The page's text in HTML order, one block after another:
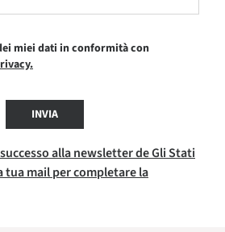
miei dati in conformità con
INVIA
alla newsletter de Gli Stati
tua mail per completare la